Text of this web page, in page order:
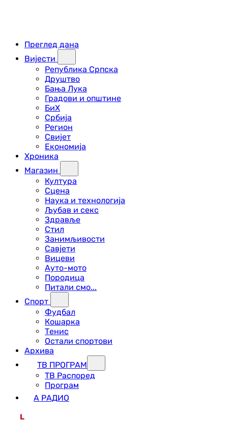
Преглед дана
Вијести
Република Српска
Друштво
Бања Лука
Градови и општине
БиХ
Србија
Регион
Свијет
Економија
Хроника
Магазин
Култура
Сцена
Наука и технологија
Љубав и секс
Здравље
Стил
Занимљивости
Савјети
Вицеви
Ауто-мото
Породица
Питали смо...
Спорт
Фудбал
Кошарка
Тенис
Остали спортови
Архива
ТВ ПРОГРАМ
ТВ Распоред
Програм
А РАДИО
L